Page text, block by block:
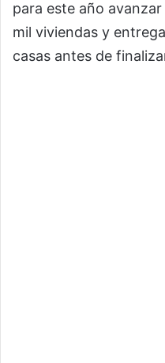
para este año
mil viviendas y
casas antes de